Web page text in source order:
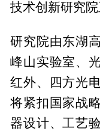
技术创新研究院
研究院由东湖
峰山实验室、
红外、四方光
将紧扣国家战
器设计、工艺